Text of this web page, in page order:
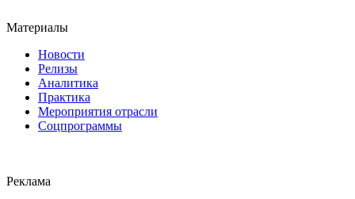
Материалы
Новости
Релизы
Аналитика
Практика
Мероприятия отрасли
Соцпрограммы
Реклама